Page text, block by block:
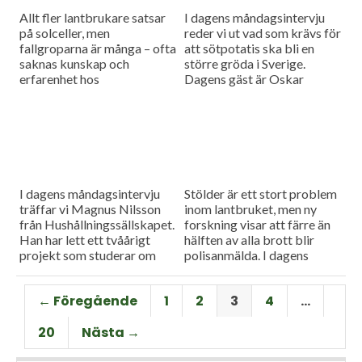
Vi har också...
Allt fler lantbrukare satsar
på solceller, men
fallgroparna är många – ofta
saknas kunskap och
erfarenhet hos
I dagens måndagsintervju
reder vi ut vad som krävs för
att sötpotatis ska bli en
större gröda i Sverige.
Dagens gäst är Oskar
I dagens måndagsintervju
träffar vi Magnus Nilsson
från Hushållningssällskapet.
Han har lett ett tvåårigt
projekt som studerar om
startgivan för fodermajs.
Det skulle kunna leda till
mindre övergödning och att
odlaren sparar pengar.
Stölder är ett stort problem
inom lantbruket, men ny
forskning visar att färre än
hälften av alla brott blir
polisanmälda. I dagens
Bengtsson berätta mer om
sin studie bland 570
lantbrukare,
åkare.
← Föregående 1 2 3 4
…
20
Nästa →